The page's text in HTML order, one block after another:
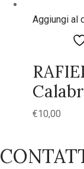
Aggiungi al
€10,00